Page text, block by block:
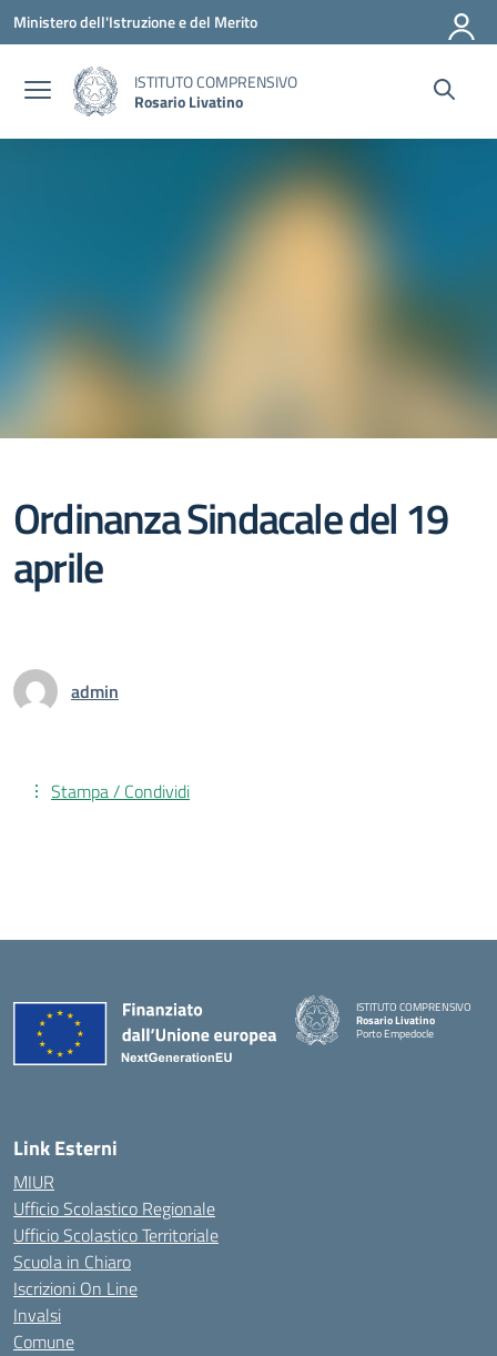
Vai ai contenuti
Vai al menu di navigazione
Vai al footer
Ministero dell'Istruzione e del Merito
ISTITUTO COMPRENSIVO
Rosario Livatino
Ordinanza Sindacale del 19
aprile
admin
Stampa / Condividi
ISTITUTO COMPRENSIVO
Rosario Livatino
Porto Empedocle
Link Esterni
MIUR
Ufficio Scolastico Regionale
Ufficio Scolastico Territoriale
Scuola in Chiaro
Iscrizioni On Line
Invalsi
Comune